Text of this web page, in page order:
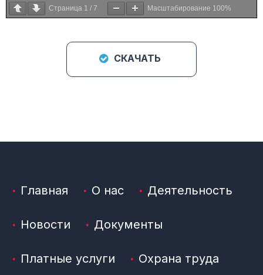
Страница 1 / 7 Масштабирование 100%
СКАЧАТЬ
Главная О нас Деятельность
Новости Документы
Платные услуги Охрана труда